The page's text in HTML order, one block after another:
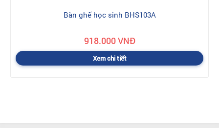
Bàn ghế học sinh BHS103A
918.000 VNĐ
Xem chi tiết